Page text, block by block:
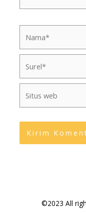
web
©2023 All